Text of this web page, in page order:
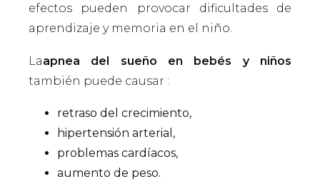
efectos pueden provocar dificultades de
aprendizaje y memoria en el niño.
Laapnea del sueño en bebés y niños
también puede causar :
retraso del crecimiento,
hipertensión arterial,
problemas cardíacos,
aumento de peso.